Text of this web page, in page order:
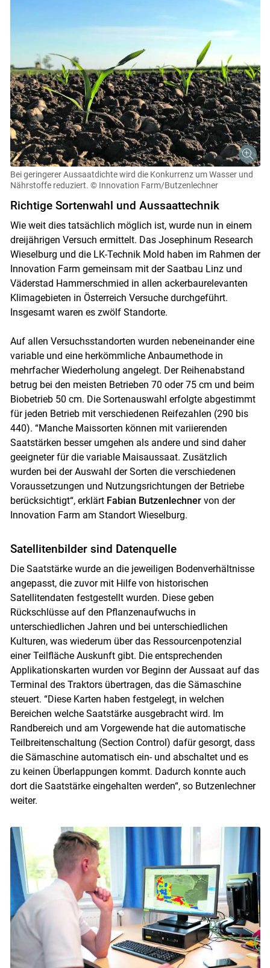
Skip to main content
Bei geringerer Aussaatdichte wird die Konkurrenz um Wasser und
Nährstoffe reduziert. © Innovation Farm/Butzenlechner
Richtige Sortenwahl und Aussaattechnik
Wie weit dies tatsächlich möglich ist, wurde nun in einem
dreijährigen Versuch ermittelt. Das Josephinum Research
Wieselburg und die LK-Technik Mold haben im Rahmen der
Innovation Farm gemeinsam mit der Saatbau Linz und
Väderstad Hammerschmied in allen ackerbaurelevanten
Klimagebieten in Österreich Versuche durchgeführt.
Insgesamt waren es zwölf Standorte.
Auf allen Versuchsstandorten wurden nebeneinander eine
variable und eine herkömmliche Anbaumethode in
mehrfacher Wiederholung angelegt. Der Reihenabstand
betrug bei den meisten Betrieben 70 oder 75 cm und beim
Biobetrieb 50 cm. Die Sortenauswahl erfolgte abgestimmt
für jeden Betrieb mit verschiedenen Reifezahlen (290 bis
440). “Manche Maissorten können mit variierenden
Saatstärken besser umgehen als andere und sind daher
geeigneter für die variable Maisaussaat. Zusätzlich
wurden bei der Auswahl der Sorten die verschiedenen
Voraussetzungen und Nutzungsrichtungen der Betriebe
berücksichtigt“, erklärt Fabian Butzenlechnervon der
Innovation Farm am Standort Wieselburg.
Satellitenbilder sind Datenquelle
Die Saatstärke wurde an die jeweiligen Bodenverhältnisse
angepasst, die zuvor mit Hilfe von historischen
Satellitendaten festgestellt wurden. Diese geben
Rückschlüsse auf den Pflanzenaufwuchs in
unterschiedlichen Jahren und bei unterschiedlichen
Kulturen, was wiederum über das Ressourcenpotenzial
einer Teilfläche Auskunft gibt. Die entsprechenden
Applikationskarten wurden vor Beginn der Aussaat auf das
Terminal des Traktors übertragen, das die Sämaschine
steuert. “Diese Karten haben festgelegt, in welchen
Bereichen welche Saatstärke ausgebracht wird. Im
Randbereich und am Vorgewende hat die automatische
Teilbreitenschaltung (Section Control) dafür gesorgt, dass
die Sämaschine automatisch ein- und abschaltet und es
zu keinen Überlappungen kommt. Dadurch konnte auch
dort die Saatstärke eingehalten werden“, so Butzenlechner
weiter.